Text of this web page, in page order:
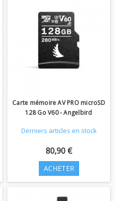
Carte mémoire AV PRO microSD
128 Go V60 - Angelbird
Derniers articles en stock
80,90 €
ACHETER